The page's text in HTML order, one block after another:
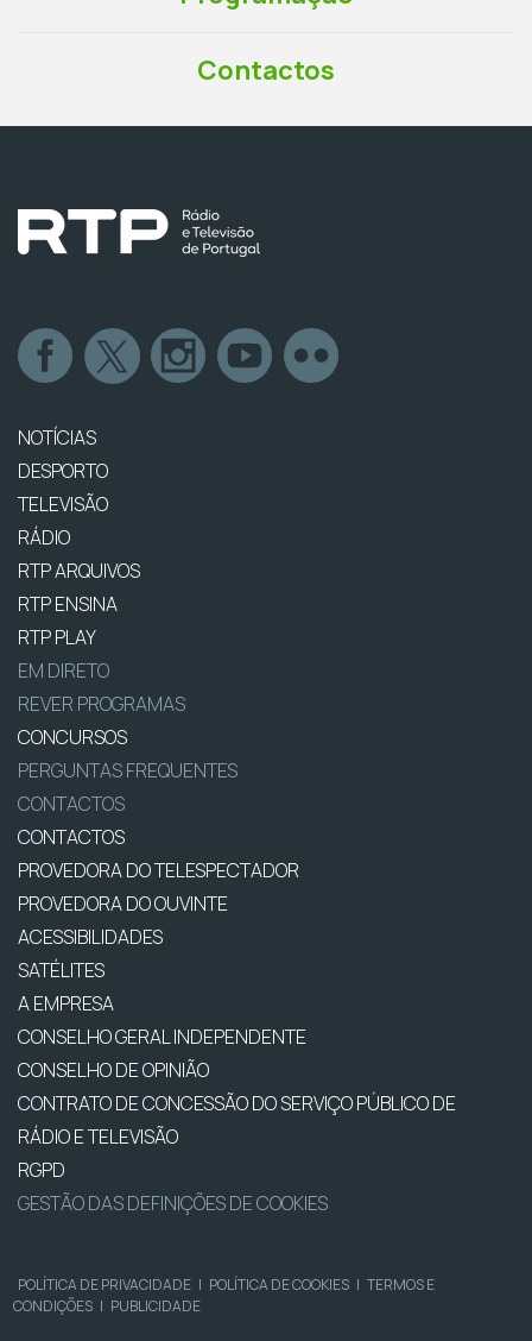
Contactos
NOTÍCIAS
DESPORTO
TELEVISÃO
RÁDIO
RTP ARQUIVOS
RTP ENSINA
RTP PLAY
EM DIRETO
REVER PROGRAMAS
CONCURSOS
PERGUNTAS FREQUENTES
CONTACTOS
CONTACTOS
PROVEDORA DO TELESPECTADOR
PROVEDORA DO OUVINTE
ACESSIBILIDADES
SATÉLITES
A EMPRESA
CONSELHO GERAL INDEPENDENTE
CONSELHO DE OPINIÃO
CONTRATO DE CONCESSÃO DO SERVIÇO PÚBLICO DE
RÁDIO E TELEVISÃO
RGPD
GESTÃO DAS DEFINIÇÕES DE COOKIES
POLÍTICA DE PRIVACIDADE | POLÍTICA DE COOKIES | TERMOS E
CONDIÇÕES | PUBLICIDADE